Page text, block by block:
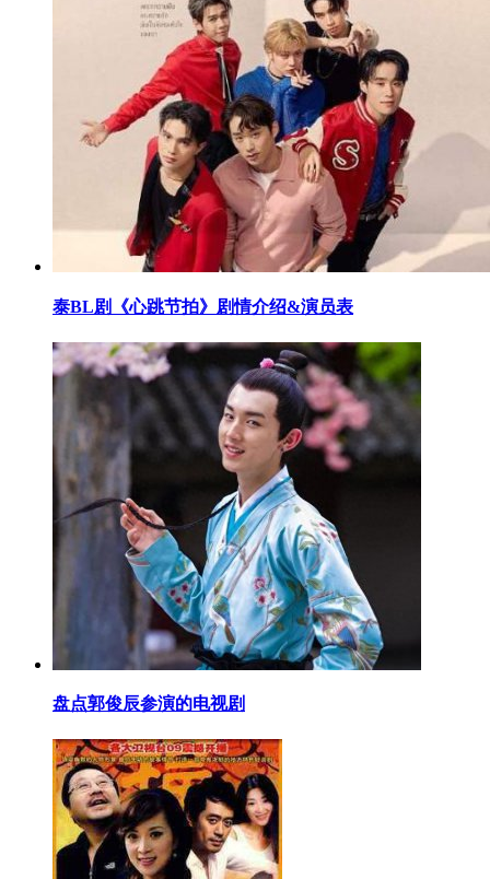
​泰BL剧《心跳节拍》剧情介绍&演员表
​盘点郭俊辰参演的电视剧